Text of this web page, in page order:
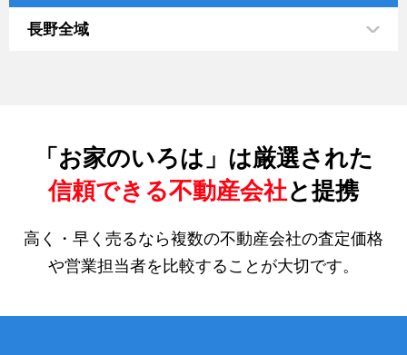
長野全域
「お家のいろは」は厳選された
信頼できる不動産会社と提携
高く・早く売るなら複数の不動産会社の査定価格
や営業担当者を比較することが大切です。